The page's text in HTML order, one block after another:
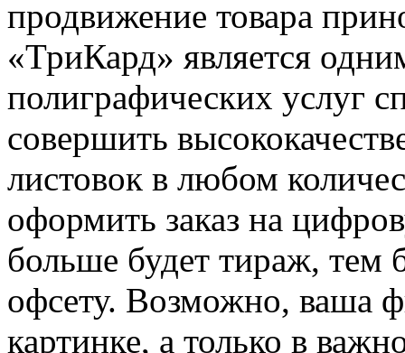
продвижение товара
«ТриКард» является
полиграфических услуг
совершить
листовок в любом
оформить заказ на
больше будет тираж, тем
офсету. Возможно, ваша
картинке, а только в